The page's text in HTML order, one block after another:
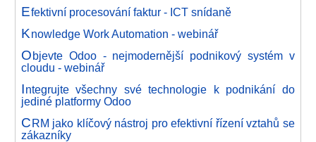
Efektivní procesování faktur - ICT snídaně
Knowledge Work Automation - webinář
Objevte Odoo - nejmodernější podnikový systém v
cloudu - webinář
Integrujte všechny své technologie k podnikání do
jediné platformy Odoo
CRM jako klíčový nástroj pro efektivní řízení vztahů se
zákazníky